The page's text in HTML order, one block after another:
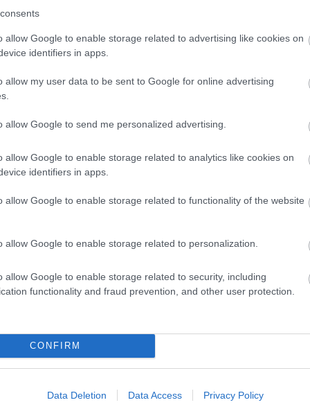
allow Google to enable storage related to advertising like cookies on
identifiers in apps.
allow my user data to be sent to Google for online advertising
allow Google to send me personalized advertising.
allow Google to enable storage related to analytics like cookies on
identifiers in apps.
allow Google to enable storage related to functionality of the website
allow Google to enable storage related to personalization.
allow Google to enable storage related to security, including
functionality and fraud prevention, and other user protection.
CONFIRM
Data Deletion Data Access Privacy Policy
μέσα από το υπερπλήρες Πρόγραμμα TV του
σου πρέπει να συνδεθείς στο my gazzetta!